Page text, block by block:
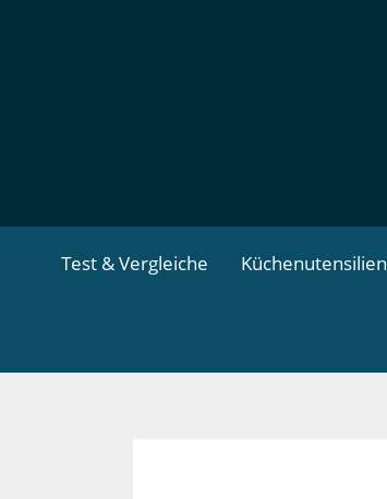
Test & Vergleiche Küchenutensilien